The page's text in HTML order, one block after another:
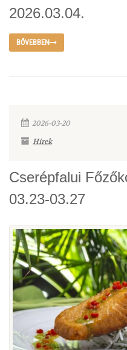
2026.03.04.
BŐVEBBEN
2026-03-20
Hírek
Cserépfalui
03.23-03.27